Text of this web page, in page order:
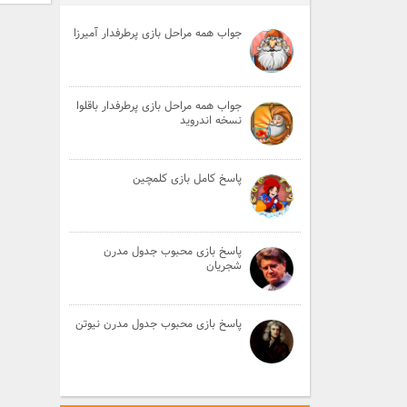
جواب همه مراحل بازی پرطرفدار آمیرزا
جواب همه مراحل بازی پرطرفدار باقلوا
نسخه اندروید
پاسخ کامل بازی کلمچین
پاسخ بازی محبوب جدول مدرن
شجریان
پاسخ بازی محبوب جدول مدرن نیوتن